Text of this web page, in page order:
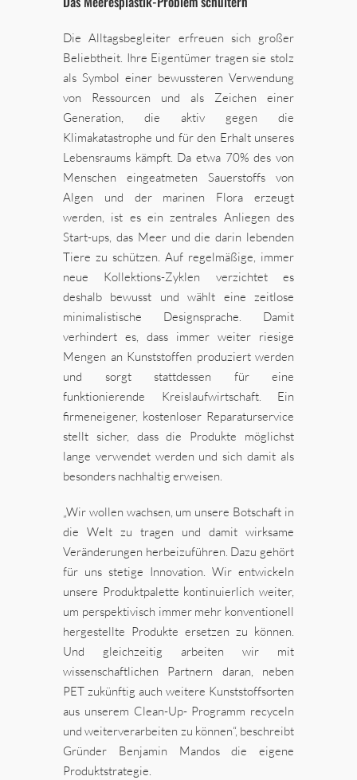
Die Alltagsbegleiter erfreuen sich großer
Beliebtheit. Ihre Eigentümer tragen sie stolz
als Symbol einer bewussteren Verwendung
von Ressourcen und als Zeichen einer
Generation, die aktiv gegen die
Klimakatastrophe und für den Erhalt unseres
Lebensraums kämpft. Da etwa 70% des von
Menschen eingeatmeten Sauerstoffs von
Algen und der marinen Flora erzeugt
werden, ist es ein zentrales Anliegen des
Start-ups, das Meer und die darin lebenden
Tiere zu schützen. Auf regelmäßige, immer
neue Kollektions-Zyklen verzichtet es
deshalb bewusst und wählt eine zeitlose
minimalistische Designsprache. Damit
verhindert es, dass immer weiter riesige
Mengen an Kunststoffen produziert werden
und sorgt stattdessen für eine
funktionierende Kreislaufwirtschaft. Ein
firmeneigener, kostenloser Reparaturservice
stellt sicher, dass die Produkte möglichst
lange verwendet werden und sich damit als
besonders nachhaltig erweisen.
„Wir wollen wachsen, um unsere Botschaft in
die Welt zu tragen und damit wirksame
Veränderungen herbeizuführen. Dazu gehört
für uns stetige Innovation. Wir entwickeln
unsere Produktpalette kontinuierlich weiter,
um perspektivisch immer mehr konventionell
hergestellte Produkte ersetzen zu können.
Und gleichzeitig arbeiten wir mit
wissenschaftlichen Partnern daran, neben
PET zukünftig auch weitere Kunststoffsorten
aus unserem Clean-Up- Programm recyceln
und weiterverarbeiten zu können“, beschreibt
Gründer Benjamin Mandos die eigene
Produktstrategie.